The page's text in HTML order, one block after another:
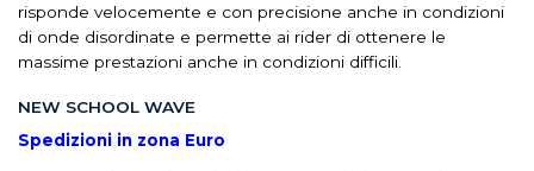
risponde velocemente e con precisione anche in condizioni
di onde disordinate e permette ai rider di ottenere le
massime prestazioni anche in condizioni difficili.
NEW SCHOOL WAVE
Spedizioni in zona Euro